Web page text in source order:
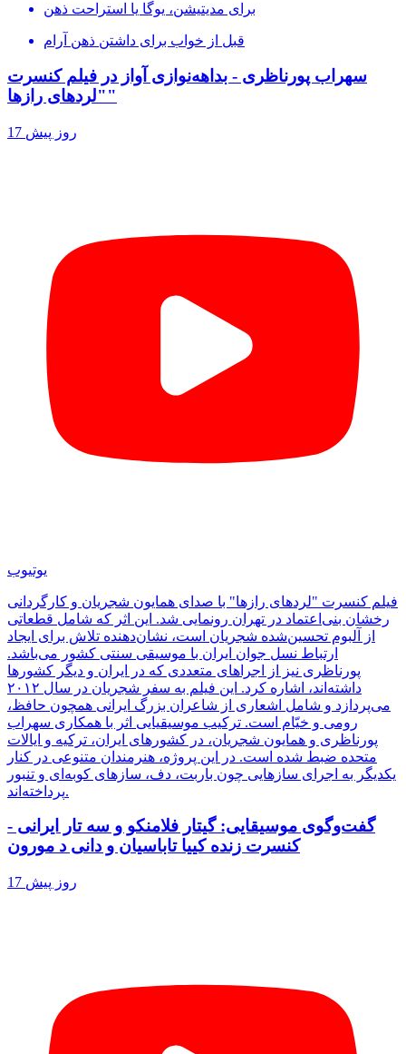
برای مدیتیشن، یوگا یا استراحت ذهن
قبل از خواب برای داشتن ذهن آرام
سهراب پورناظری - بداهه‌نوازی آواز در فیلم کنسرت
"لردهای رازها"
17 روز پیش
یوتیوب
فیلم کنسرت "لردهای رازها" با صدای همایون شجریان و کارگردانی
رخشان بنی‌اعتماد در تهران رونمایی شد. این اثر که شامل قطعاتی
از آلبوم تحسین‌شده شجریان است، نشان‌دهنده تلاش برای ایجاد
ارتباط نسل جوان ایران با موسیقی سنتی کشور می‌باشد.
پورناظری نیز از اجراهای متعددی که در ایران و دیگر کشورها
داشته‌اند، اشاره کرد. این فیلم به سفر شجریان در سال ۲۰۱۲
می‌پردازد و شامل اشعاری از شاعران بزرگ ایرانی همچون حافظ،
رومی و خیّام است. ترکیب موسیقیایی اثر با همکاری سهراب
پورناظری و همایون شجریان، در کشورهای ایران، ترکیه و ایالات
متحده ضبط شده است. در این پروژه، هنرمندان متنوعی در کنار
یکدیگر به اجرای سازهایی چون باربت، دف، سازهای کوبه‌ای و تنبور
پرداخته‌اند.
گفت‌وگوی موسیقایی: گیتار فلامنکو و سه تار ایرانی -
کنسرت زنده کییا تاباسیان و دانی د مورون
17 روز پیش